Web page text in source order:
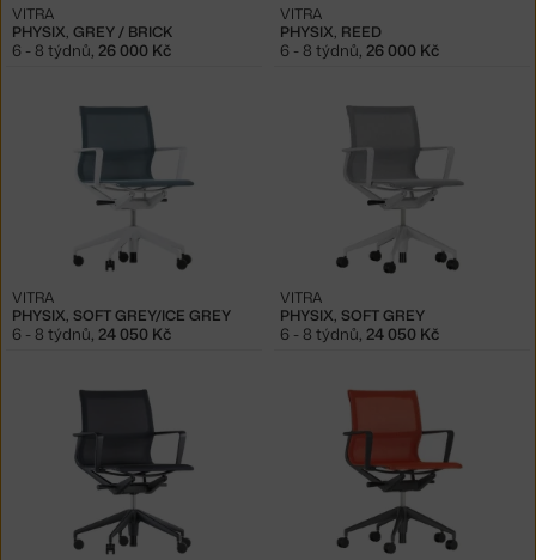
PHYSIX, GREY / BRICK
VITRA
6 - 8 týdnů, 26 000 Kč
PHYSIX, REED
VITRA
6 - 8 týdnů, 26 000 Kč
PHYSIX, SOFT GREY/ICE GREY
VITRA
6 - 8 týdnů, 24 050 Kč
PHYSIX, SOFT GREY
VITRA
6 - 8 týdnů, 24 050 Kč